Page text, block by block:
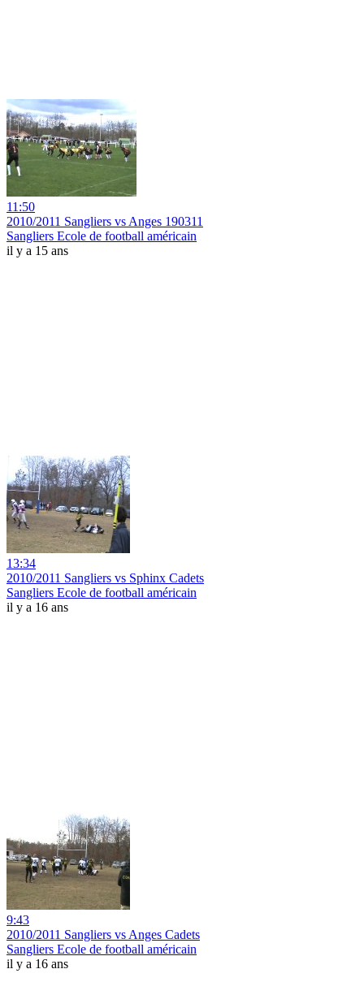
11:50
2010/2011 Sangliers vs Anges 190311
Sangliers Ecole de football américain
il y a 15 ans
13:34
2010/2011 Sangliers vs Sphinx Cadets
Sangliers Ecole de football américain
il y a 16 ans
9:43
2010/2011 Sangliers vs Anges Cadets
Sangliers Ecole de football américain
il y a 16 ans